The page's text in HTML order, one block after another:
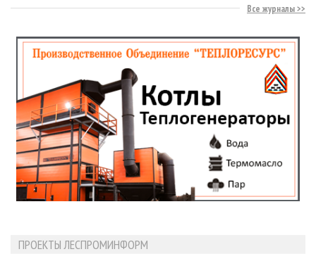
Все журналы
ПРОЕКТЫ ЛЕСПРОМИНФОРМ